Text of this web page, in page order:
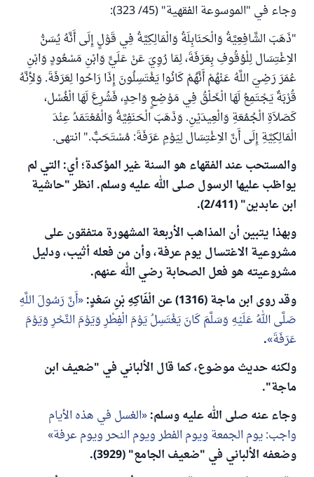
وجاء في "الموسوعة الفقهية" (45/ 323):
"ذَهَبَ الشَّافِعِيَّةُ وَالْحَنَابِلَةُ وَالْمَالِكِيَّةُ فِي قَوْلٍ إِلَى أَنَّهُ يُسَنُّ
الاِغْتِسَال لِلْوُقُوفِ بِعَرَفَةَ، لِمَا رُوِيَ عَنْ عَلَيٍّ وَابْنِ مَسْعُودٍ وَابْنِ
عُمَرَ رَضِيَ اللَّهُ عَنْهُمْ أَنَّهُمْ كَانُوا يَغْتَسِلُونَ إِذَا رَاحُوا لِعَرَفَةَ. وَلأِنَّهُ
قُرْبَةٌ يَجْتَمِعُ لَهَا الْخَلْقُ فِي مَوْضِعٍ وَاحِدٍ، فَشُرِعَ لَهَا الْغُسْل،
كَصَلاَةِ الْجُمُعَةِ وَالْعِيدَيْنِ. وَذَهَبَ الْحَنَفِيَّةُ وَالْمُعْتَمَدُ عِنْدَ
الْمَالِكِيَّةِ إِلَى أَنَّ الاِغْتِسَال لِيَوْمِ عَرَفَةَ: مُسْتَحَبٌّ." انتهى.
والمستحب عند الفقهاء هو السنة غير المؤكدة؛ أي: التي لم
يواظب عليها الرسول صلى الله عليه وسلم. انظر "حاشية
ابن عابدين" (2/411).
وبهذا يتبين أن المذاهب الأربعة المشهورة متفقون على
مشروعية الاغتسال يوم عرفة، وأن من فعله أثيب، ودليل
مشروعيته هو فعل الصحابة رضي الله عنهم.
وقد روى ابن ماجة (1316) عن الْفَاكِهِ بْنِ سَعْدٍ:
أَنَّ رَسُولَ اللَّهِ
صَلَّى اللهُ عَلَيْهِ وَسَلَّمَ كَانَ يَغْتَسِلُ يَوْمَ الْفِطْرِ وَيَوْمَ النَّحْرِ وَيَوْمَ
عَرَفَةَ .
ولكنه حديث موضوع، كما قال الألباني في "ضعيف ابن
ماجة".
وجاء عنه صلى الله عليه وسلم: الغسل في هذه الأيام
واجب: يوم الجمعة ويوم الفطر ويوم النحر ويوم عرفة
وضعفه الألباني في "ضعيف الجامع" (3929).